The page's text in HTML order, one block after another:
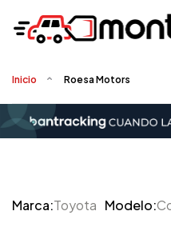
Inicio Roesa Motors
Marca:Toyota Modelo: